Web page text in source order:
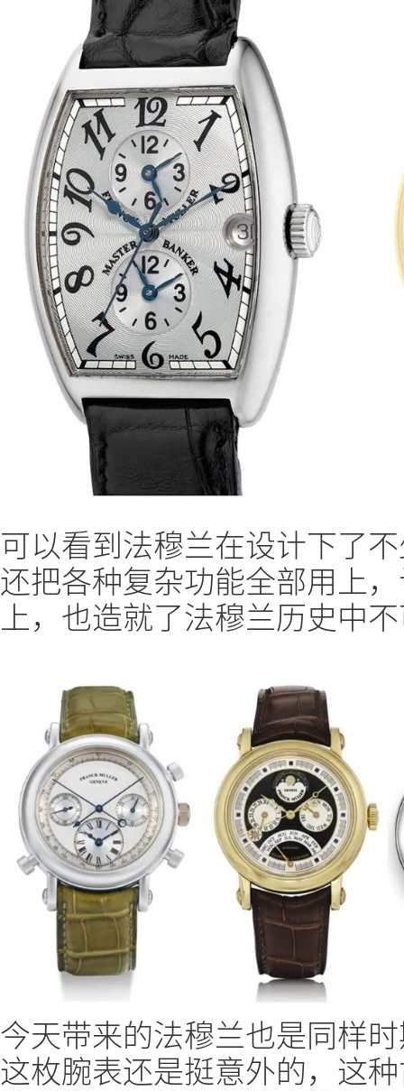
可以看到法穆兰在设计下了
还把各种复杂功能全部用上
上，也造就了法穆兰历史中
今天带来的法穆兰也是同样
这枚腕表还是挺意外的，这